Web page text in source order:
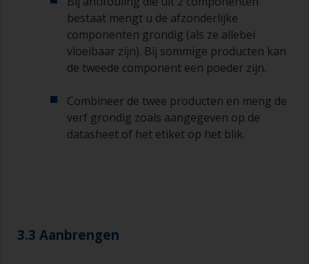
bestaat mengt u de afzonderlijke
componenten grondig (als ze allebei
vloeibaar zijn). Bij sommige producten kan
de tweede component een poeder zijn.
Combineer de twee producten en meng de
verf grondig zoals aangegeven op de
datasheet of het etiket op het blik.
3.3 Aanbrengen